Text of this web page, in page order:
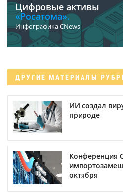
Цифровые активы
«Росатома».
Инфографика CNews
ДРУГИЕ МАТЕРИАЛЫ
ИИ создал
природе
Конференция
октября